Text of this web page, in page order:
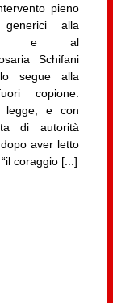
pieno
alla
e al
Schifani
segue alla
copione.
legge, e con
di autorità
aver letto
coraggio [...]